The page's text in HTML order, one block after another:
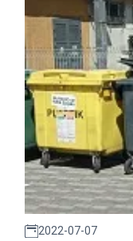
2022-07-07